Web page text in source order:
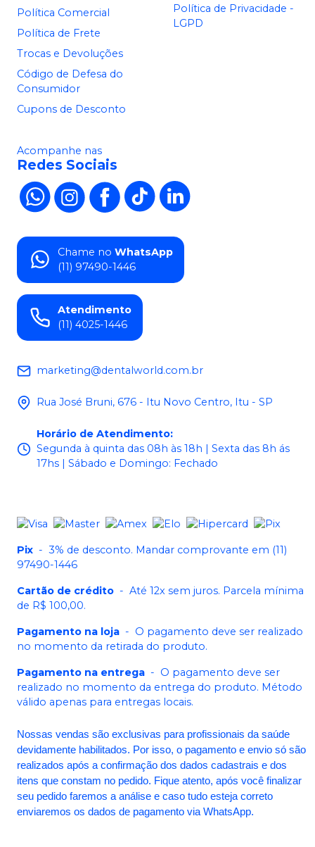
Política Comercial
Política de Frete
Trocas e Devoluções
Código de Defesa do
Consumidor
Cupons de Desconto
Política de Privacidade -
LGPD
Acompanhe nas
Redes Sociais
Chame no WhatsApp
(11) 97490-1446
Atendimento
(11) 4025-1446
marketing@dentalworld.com.br
Rua José Bruni, 676 - Itu Novo Centro, Itu - SP
Horário de Atendimento:
Segunda à quinta das 08h às 18h | Sexta das 8h ás
17hs | Sábado e Domingo: Fechado
Pix - 3% de desconto. Mandar comprovante em (11)
97490-1446
Cartão de crédito - Até 12x sem juros. Parcela mínima
de R$ 100,00.
Pagamento na loja - O pagamento deve ser realizado
no momento da retirada do produto.
Pagamento na entrega - O pagamento deve ser
realizado no momento da entrega do produto. Método
válido apenas para entregas locais.
Nossas vendas são exclusivas para profissionais da saúde
devidamente habilitados. Por isso, o pagamento e envio só são
realizados após a confirmação dos dados cadastrais e dos
itens que constam no pedido. Fique atento, após você finalizar
seu pedido faremos a análise e caso tudo esteja correto
enviaremos os dados de pagamento via WhatsApp.